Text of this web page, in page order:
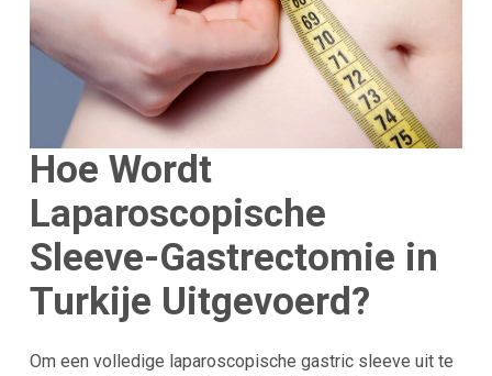
Hoe Wordt
Laparoscopische
Sleeve-Gastrectomie in
Turkije Uitgevoerd?
Om een volledige laparoscopische gastric sleeve uit te